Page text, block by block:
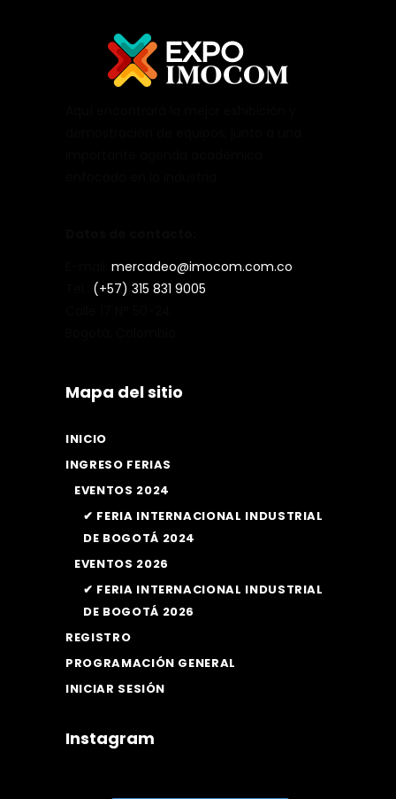
mercadeo@imocom.com.co
(+57) 315 831 9005
Mapa del sitio
INICIO
INGRESO FERIAS
EVENTOS 2024
✔ FERIA INTERNACIONAL INDUSTRIAL
DE BOGOTÁ 2024
EVENTOS 2026
✔ FERIA INTERNACIONAL INDUSTRIAL
DE BOGOTÁ 2026
REGISTRO
PROGRAMACIÓN GENERAL
INICIAR SESIÓN
Instagram